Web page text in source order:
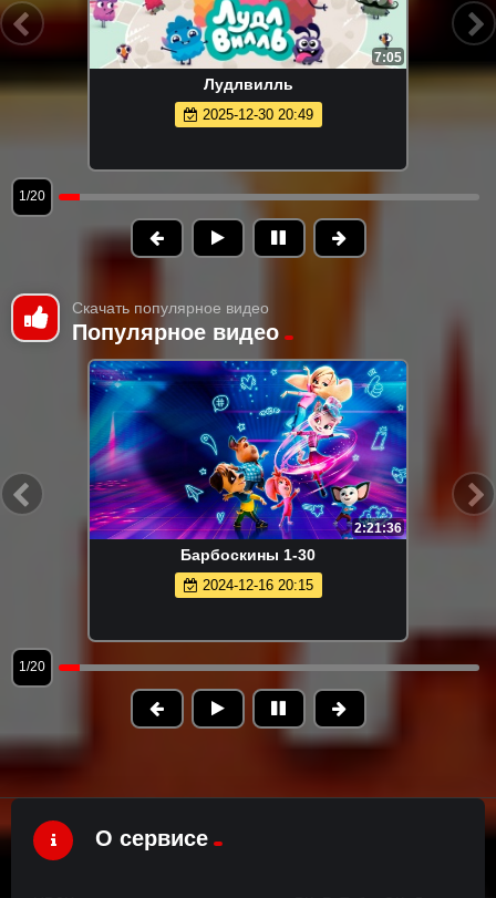
7:05
Лудлвилль
2025-12-30 20:49
1/20
Скачать популярное видео
Популярное видео
2:21:36
Барбоскины 1-30
2024-12-16 20:15
1/20
О сервисе